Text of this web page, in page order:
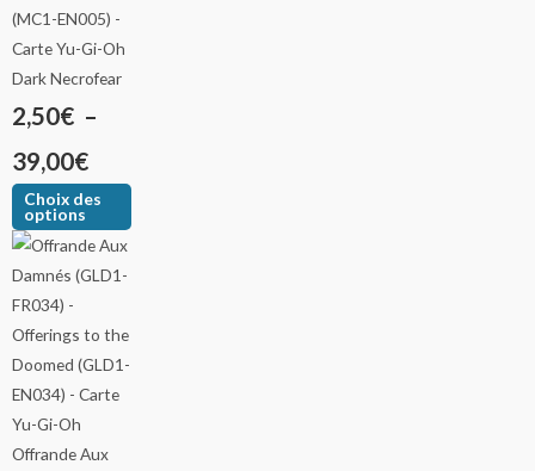
Dark Necrofear
2,50€ –
39,00€
Choix des
options
Offrande Aux